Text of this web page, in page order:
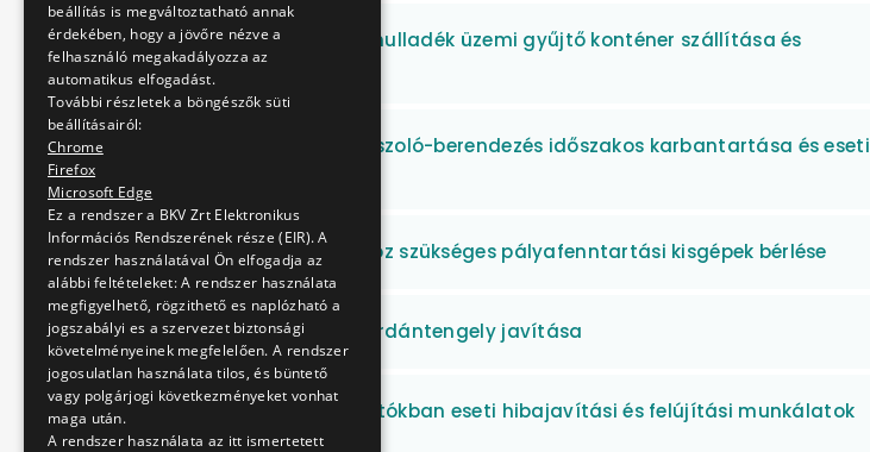
M4 Metro – veszélyes hulladék üzemi gyűjtő konténer szállítása és
telepítése
Metró motorkocsi vonszoló-berendezés időszakos karbantartása és eseti
Fenntartási munkákhoz szükséges pályafenntartási kisgépek bérlése
MFAV motorkocsi főkardántengely javítása
Villamos áramátalakítókban eseti hibajavítási és felújítási munkálatok
elvégzése
beállítás is megváltoztatható annak
érdekében, hogy a jövőre nézve a
felhasználó megakadályozza az
automatikus elfogadást.
További részletek a böngészők süti
beállításairól:
Chrome
Firefox
Microsoft Edge
Ez a rendszer a BKV Zrt Elektronikus
Információs Rendszerének része (EIR). A
rendszer használatával Ön elfogadja az
alábbi feltételeket: A rendszer használata
megfigyelhető, rögzithető es naplózható a
jogszabályi es a szervezet biztonsági
követelményeinek megfelelően. A rendszer
jogosulatlan használata tilos, és büntető
vagy polgárjogi következményeket vonhat
maga után.
A rendszer használata az itt ismertetett